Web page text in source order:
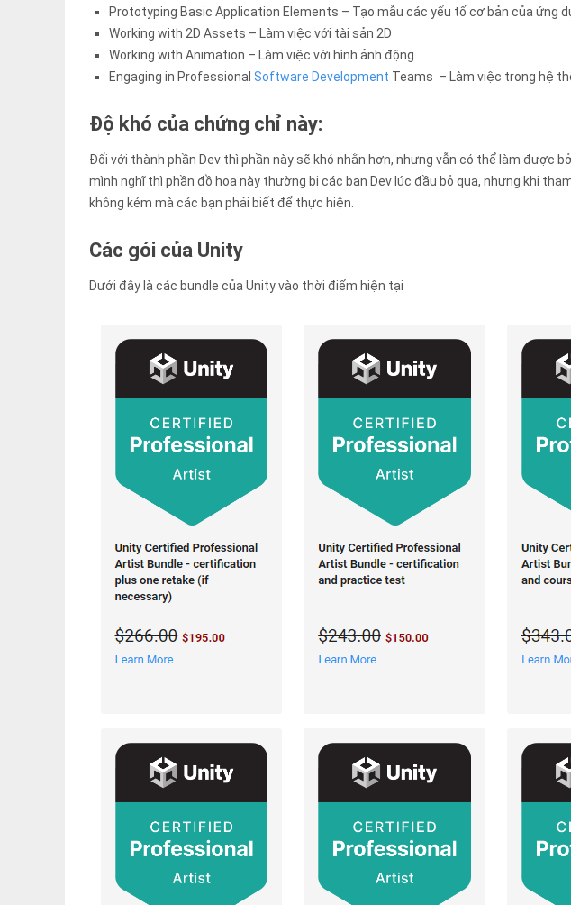
Prototyping Basic Application Elements – Tạo mẫu các yếu tố cơ bản của ứng
Working with 2D Assets – Làm việc với tài sản 2D
Working with Animation – Làm việc với hình ảnh động
Engaging in ProfessionalSoftware Development Teams – Làm việc trong hệ
Độ khó của chứng chỉ này:
Đối với thành phần Dev thì phần này sẽ khó nhằn hơn, nhưng vẫn có thể làm được
mình nghĩ thì phần đồ họa này thường bị các bạn Dev lúc đầu bỏ qua, nhưng khi
không kém mà các bạn phải biết để thực hiện.
Các gói của Unity
Dưới đây là các bundle của Unity vào thời điểm hiện tại